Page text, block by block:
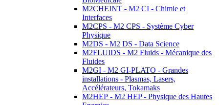
M2CHEINT - M2 CI - Chimie et
Interfaces
M2CPS - M2 CPS - Système Cyber
Physique
M2DS - M2 DS - Data Science
M2FLUIDS - M2 Fluids - Mécanique des
Fluides
M2GI - M2 GI-PLATO - Grandes
installations - Plasmas, Lasers,
Accélérateurs, Tokamaks
M2HEP - M2 HEP - Physique des Hautes